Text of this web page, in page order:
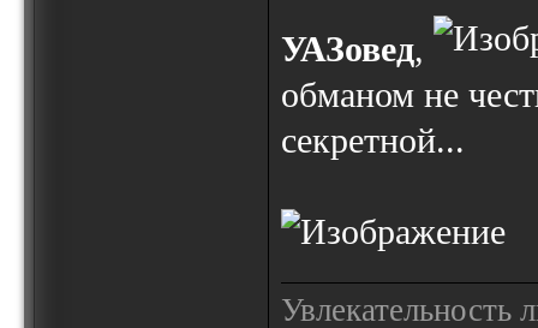
УАЗовед,
обманом не
секретной...
Увлекательность